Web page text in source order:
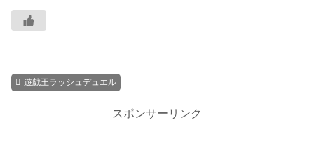
遊戯王ラッシュデュエル
スポンサーリンク